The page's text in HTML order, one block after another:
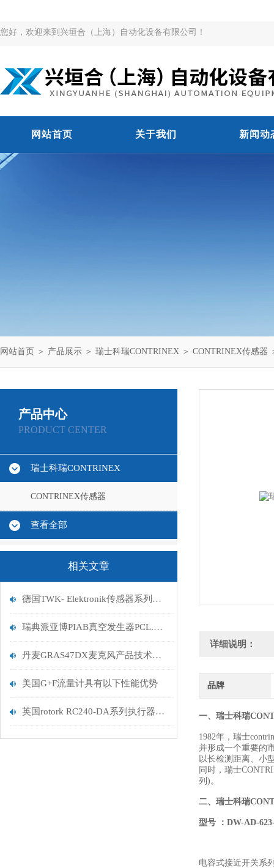
您好，欢迎来到兴垣合（上海）自动化设备有限公司！
网站首页 关于我们 新闻动
网站首页 ＞ 产品展示 ＞ 瑞士科瑞CONTRINEX ＞ CONTRINEX传感器
产品中心
PRODUCT CENTER
瑞士科瑞CONTRINEX
CONTRINEX传感器
查看全部
相关文章
德国TWK- Elektronik传感器系列描述
瑞典派亚博PIAB真空发生器PCL.X1BN.S.10D.SV发货
丹麦GRAS47DX麦克风产品技术规格
美国G+F流量计具有以下性能优势
英国rotork RC240-DA系列执行器订货须知
详细说明：
品牌
一、 瑞士科瑞
1982年，瑞士
并形成一个重要的
以长检测距离、小
同时，瑞士
列)。
二、 瑞士科瑞
型号 ：DW-AD-
电容式接近开关系